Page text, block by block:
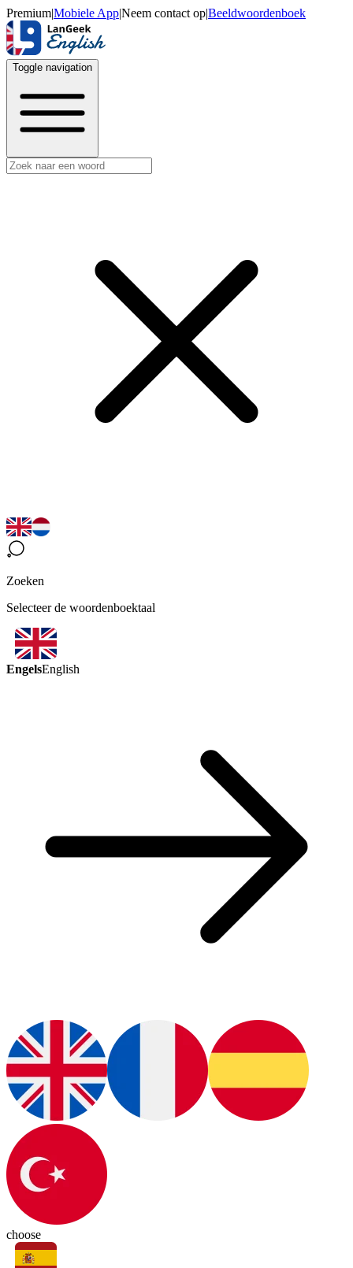
Premium|Mobiele App|Neem contact op|Beeldwoordenboek
Toggle navigation
Zoeken
Selecteer de woordenboektaal
EngelsEnglish
choose